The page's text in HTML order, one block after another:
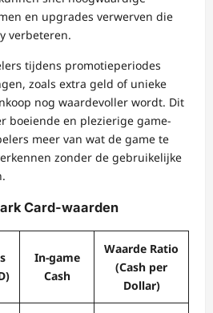
en upgrades verwerven die
verbeteren.
tijdens promotieperiodes
zoals extra geld of unieke
nog waardevoller wordt. Dit
boeiende en plezierige game-
meer van wat de game te
zonder de gebruikelijke
Card-waarden
In-game
Cash
Waarde Ratio
(Cash per
Dollar)